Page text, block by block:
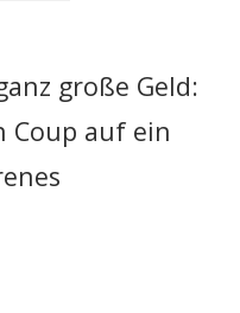
große Geld:
Coup auf ein